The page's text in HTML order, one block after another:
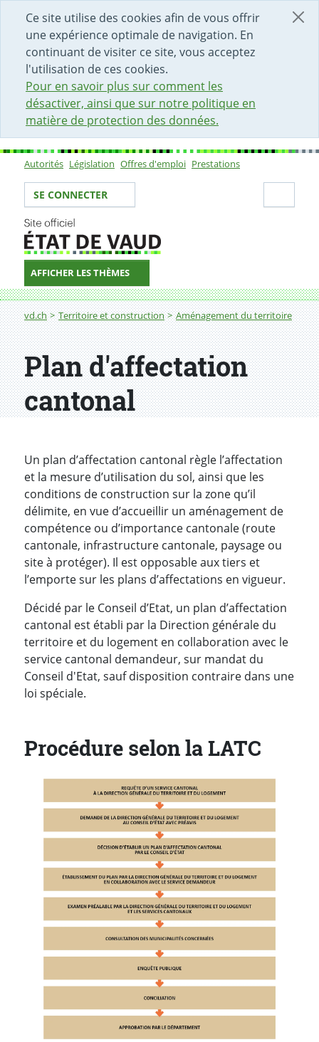
Ce site utilise des cookies afin de vous offrir
une expérience optimale de navigation. En
continuant de visiter ce site, vous acceptez
l'utilisation de ces cookies.
Pour en savoir plus sur comment les
désactiver, ainsi que sur notre politique en
matière de protection des données.
DÉBUT DU CONTENU DE LA PAGE
ACCÈS AU CHAMP DE RECHERCHE
PAGE D'ACCUEIL
FORMULAIRE DE CONTACT
Sous-navigation
Autorités Législation Offres d'emploi Prestations
Votre identité
SE CONNECTER
AFFICHER LES THÈMES
Fil d'Ariane
vd.ch Territoire et construction Aménagement du territoire
Plan d'affectation cantonal
Plan d'affectation
cantonal
Un plan d’affectation cantonal règle l’affectation
et la mesure d’utilisation du sol, ainsi que les
conditions de construction sur la zone qu’il
délimite, en vue d’accueillir un aménagement de
compétence ou d’importance cantonale (route
cantonale, infrastructure cantonale, paysage ou
site à protéger). Il est opposable aux tiers et
l’emporte sur les plans d’affectations en vigueur.
Décidé par le Conseil d’Etat, un plan d’affectation
cantonal est établi par la Direction générale du
territoire et du logement en collaboration avec le
service cantonal demandeur, sur mandat du
Conseil d'Etat, sauf disposition contraire dans une
loi spéciale.
Procédure selon la LATC